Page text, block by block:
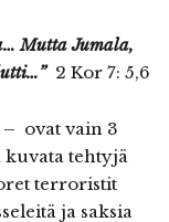
Mutta Jumala,
2 Kor 7: 5,6
ovat vain 3
kuvata tehtyjä
terroristit
ja saksia